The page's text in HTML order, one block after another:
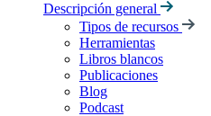
Descripción general
Tipos de recursos
Herramientas
Libros blancos
Publicaciones
Blog
Podcast